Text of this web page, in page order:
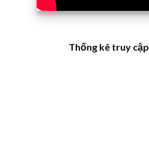
Thống kê truy cập